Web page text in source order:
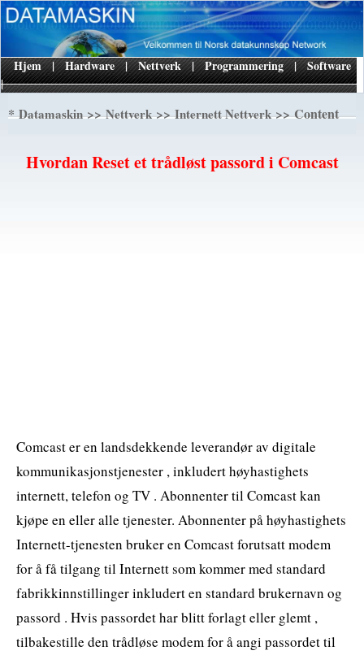
|
Hjem | Hardware | Nettverk | Programmering | Software
*Datamaskin>>Nettverk>>Internett Nettverk>> Content
Hvordan Reset et trådløst passord i Comcast
Comcast er en landsdekkende leverandør av digitale
kommunikasjonstjenester , inkludert høyhastighets
internett, telefon og TV . Abonnenter til Comcast kan
kjøpe en eller alle tjenester. Abonnenter på høyhastighets
Internett-tjenesten bruker en Comcast forutsatt modem
for å få tilgang til Internett som kommer med standard
fabrikkinnstillinger inkludert en standard brukernavn og
passord . Hvis passordet har blitt forlagt eller glemt ,
tilbakestille den trådløse modem for å angi passordet til